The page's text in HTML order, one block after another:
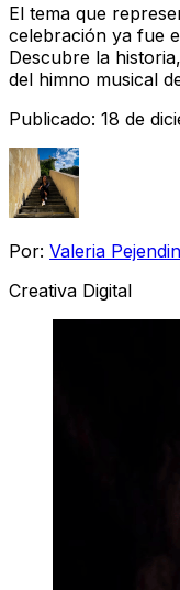
El tema que
celebración ya fue
Descubre la
del himno musical
Publicado: 18 de
Por: Valeria
Creativa Digital